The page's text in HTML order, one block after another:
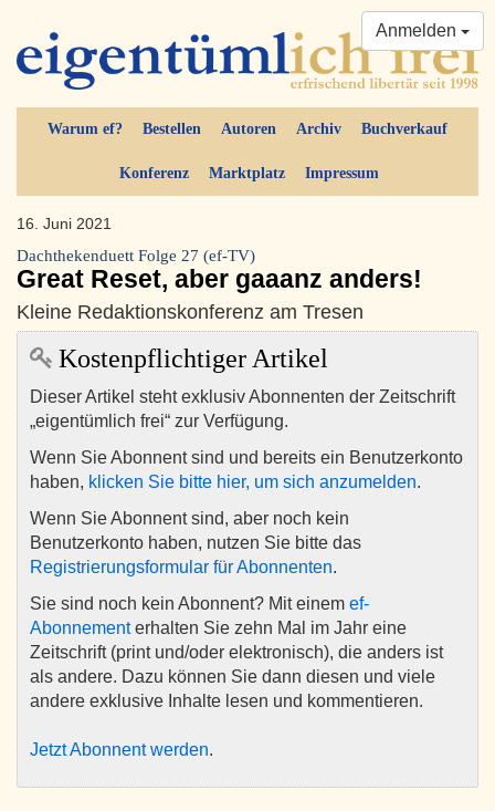
Warum ef? Bestellen Autoren Archiv Buchverkauf
Konferenz Marktplatz Impressum
Anmelden
16. Juni 2021
Dachthekenduett Folge 27 (ef-TV)
Great Reset, aber gaaanz anders!
Kleine Redaktionskonferenz am Tresen
Kostenpflichtiger Artikel
Dieser Artikel steht exklusiv Abonnenten der Zeitschrift
„eigentümlich frei“ zur Verfügung.
Wenn Sie Abonnent sind und bereits ein Benutzerkonto
haben, klicken Sie bitte hier, um sich anzumelden.
Wenn Sie Abonnent sind, aber noch kein
Benutzerkonto haben, nutzen Sie bitte das
Registrierungsformular für Abonnenten.
Sie sind noch kein Abonnent? Mit einem ef-
Abonnementerhalten Sie zehn Mal im Jahr eine
Zeitschrift (print und/oder elektronisch), die anders ist
als andere. Dazu können Sie dann diesen und viele
andere exklusive Inhalte lesen und kommentieren.
Jetzt Abonnent werden.